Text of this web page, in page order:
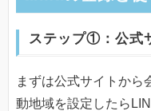
ステップ①：公式
まずは公式サイトから
動地域を設定したら